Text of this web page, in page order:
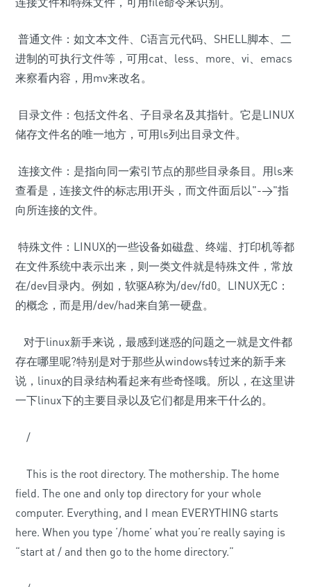
普通文件：如文本文件、C语言元代码、SHELL脚本、二
进制的可执行文件等，可用cat、less、more、vi、emacs
来察看内容，用mv来改名。
目录文件：包括文件名、子目录名及其指针。它是LINUX
储存文件名的唯一地方，可用ls列出目录文件。
连接文件：是指向同一索引节点的那些目录条目。用ls来
查看是，连接文件的标志用l开头，而文件面后以"->"指
向所连接的文件。
特殊文件：LINUX的一些设备如磁盘、终端、打印机等都
在文件系统中表示出来，则一类文件就是特殊文件，常放
在/dev目录内。例如，软驱A称为/dev/fd0。LINUX无C：
的概念，而是用/dev/had来自第一硬盘。
对于linux新手来说，最感到迷惑的问题之一就是文件都
存在哪里呢?特别是对于那些从windows转过来的新手来
说，linux的目录结构看起来有些奇怪哦。所以，在这里讲
一下linux下的主要目录以及它们都是用来干什么的。
/
This is the root directory. The mothership. The home
field. The one and only top directory for your whole
computer. Everything, and I mean EVERYTHING starts
here. When you type ‘/home’ what you’re really saying is
“start at / and then go to the home directory.”